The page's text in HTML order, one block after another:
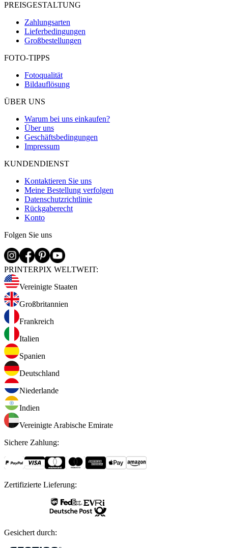
PREISGESTALTUNG
Zahlungsarten
Lieferbedingungen
Großbestellungen
FOTO-TIPPS
Fotoqualität
Bildauflösung
ÜBER UNS
Warum bei uns einkaufen?
Über uns
Geschäftsbedingungen
Impressum
KUNDENDIENST
Kontaktieren Sie uns
Meine Bestellung verfolgen
Datenschutzrichtlinie
Rückgaberecht
Konto
Folgen Sie uns
PRINTERPIX WELTWEIT:
Vereinigte Staaten
Großbritannien
Frankreich
Italien
Spanien
Deutschland
Niederlande
Indien
Vereinigte Arabische Emirate
Sichere Zahlung:
Zertifizierte Lieferung:
Gesichert durch: